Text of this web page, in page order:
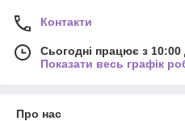
Контакти
Сьогодні працює з 10:00
Показати весь графік
Про нас